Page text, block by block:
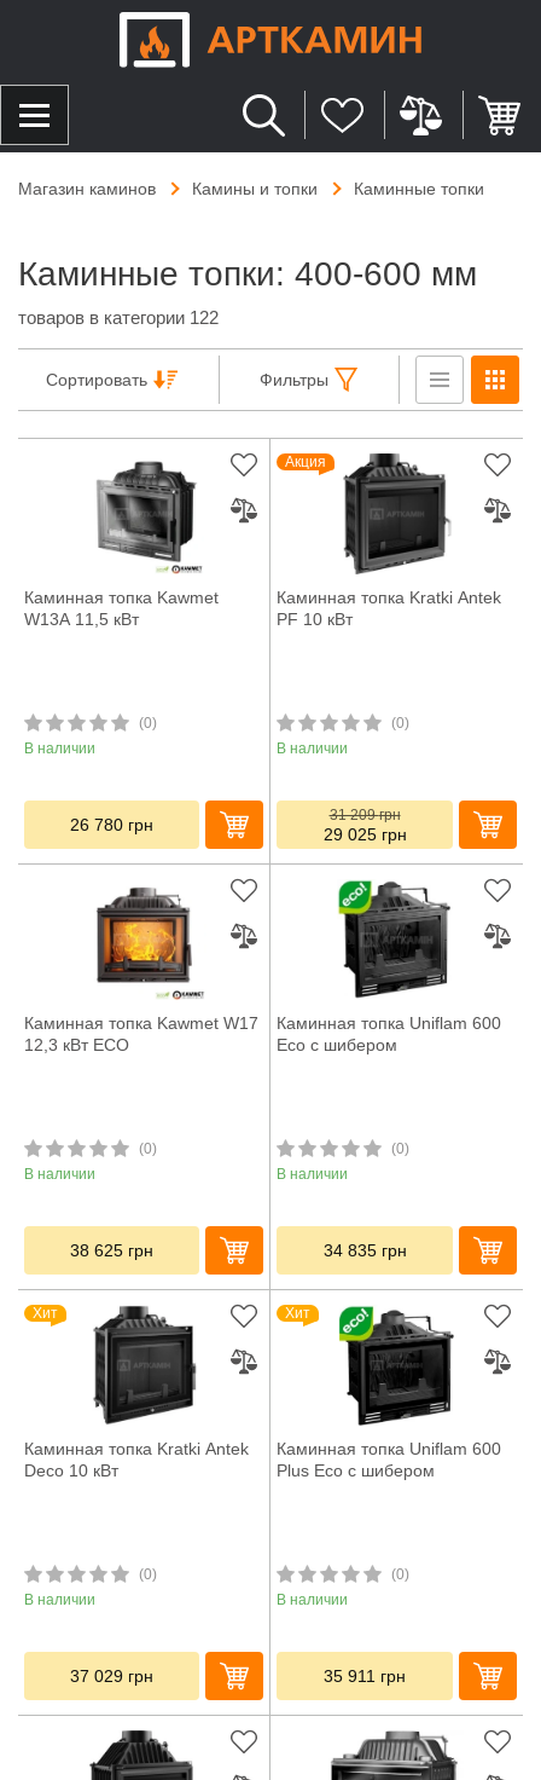
Магазин каминов Камины и топки Каминные топки
Каминные топки: 400-600 мм
товаров в категории 122
Сортировать Фильтры
Каминная топка Kawmet
W13A 11,5 кВт
(0)
В наличии
26 780 грн
Акция
Каминная топка Kratki Antek
PF 10 кВт
(0)
В наличии
31 209грн
29 025 грн
Каминная топка Kawmet W17
12,3 кВт ECO
(0)
В наличии
38 625 грн
Каминная топка Uniflam 600
Eco с шибером
(0)
В наличии
34 835 грн
Хит
Каминная топка Kratki Antek
Deco 10 кВт
(0)
В наличии
37 029 грн
Хит
Каминная топка Uniflam 600
Plus Eco с шибером
(0)
В наличии
35 911 грн